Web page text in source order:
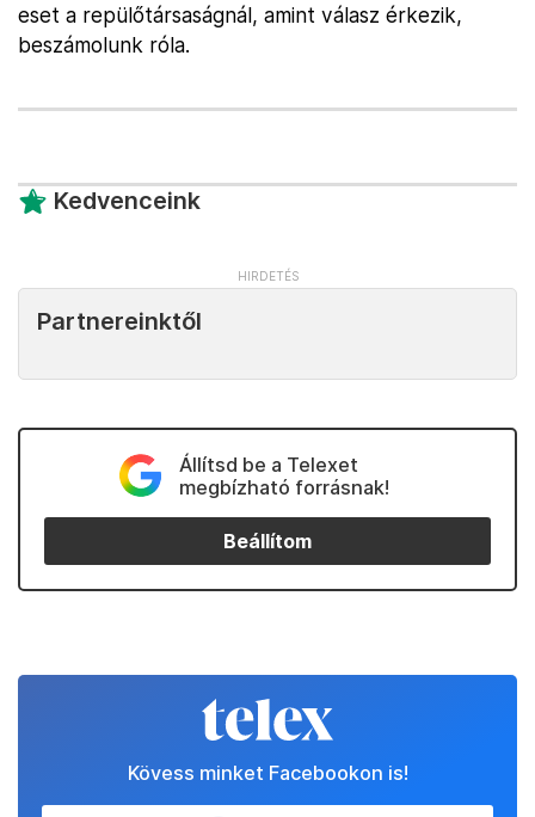
eset a repülőtársaságnál, amint válasz érkezik,
beszámolunk róla.
Kedvenceink
Partnereinktől
Állítsd be a Telexet
megbízható forrásnak!
Beállítom
Kövess minket Facebookon is!